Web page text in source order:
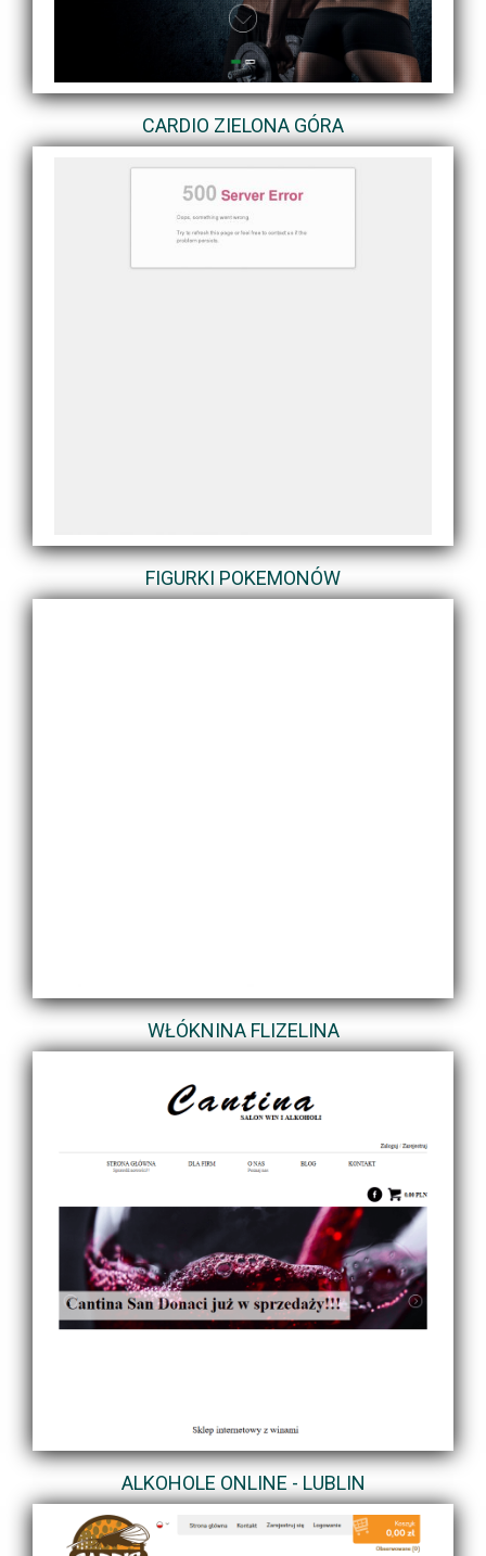
CARDIO ZIELONA GÓRA
FIGURKI POKEMONÓW
WŁÓKNINA FLIZELINA
ALKOHOLE ONLINE - LUBLIN